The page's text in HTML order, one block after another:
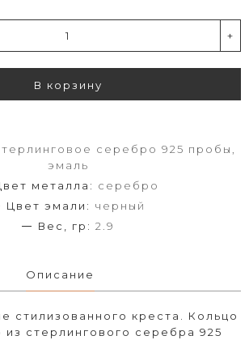
+
В корзину
серебро 925 пробы,
эмаль
металла: серебро
Цвет эмали: черный
Вес, гр: 2.9
Описание
стилизованного креста. Кольцо
из стерлингового серебра 925